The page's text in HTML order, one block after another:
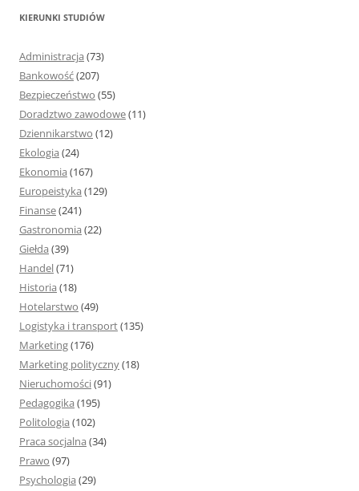
KIERUNKI STUDIÓW
Administracja (73)
Bankowość(207)
Bezpieczeństwo (55)
Doradztwo zawodowe(11)
Dziennikarstwo (12)
Ekologia (24)
Ekonomia (167)
Europeistyka (129)
Finanse(241)
Gastronomia (22)
Giełda (39)
Handel(71)
Historia (18)
Hotelarstwo (49)
Logistyka i transport(135)
Marketing(176)
Marketing polityczny(18)
Nieruchomości(91)
Pedagogika (195)
Politologia (102)
Praca socjalna (34)
Prawo (97)
Psychologia (29)